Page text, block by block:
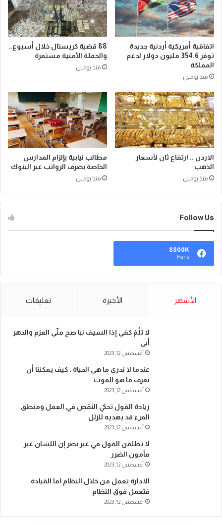
اتفاقية أمريكية أردنية جديدة
توفر 354.6 مليون دولار لدعم
المملكة
منذ يومين
88 قضية كريستال خلال أسبوع..
والحملة الأمنية مستمرة
منذ يومين
الاردن .. ارتفاع ثان لأسعار
الذهب
منذ يومين
مطالب نيابية بإلزام المدارس
الخاصة بصرف الرواتب عبر البنوك
منذ يومين
Follow Us
8800K
Fans
الأشهر الأخيرة تعليقات
لا تَلُمْ كفي إذا السيف نبا صح مِنِّي العزم والدهر
أبى
أغسطس 12, 2023
عندما لا ندري ما هي الحياة ، كيف يمكننا أن
نعرف ما هو الموت
أغسطس 12, 2023
زيادة القول تحكي النقص في العمل ومنطق
المرء قد يهديه للزلل
أغسطس 12, 2023
لا تطلقن القول في غير بصر إن اللسان غير
مأمون الضرر
أغسطس 12, 2023
الادارة تعمل من خلال النظام اما القيادة
فتعمل فوق النظام
أغسطس 12, 2023